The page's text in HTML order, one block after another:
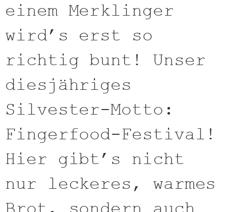
einem Merklinger
wird’s erst so
richtig bunt! Unser
diesjähriges
Silvester-Motto:
Fingerfood-Festival!
Hier gibt’s nicht
nur leckeres, warmes